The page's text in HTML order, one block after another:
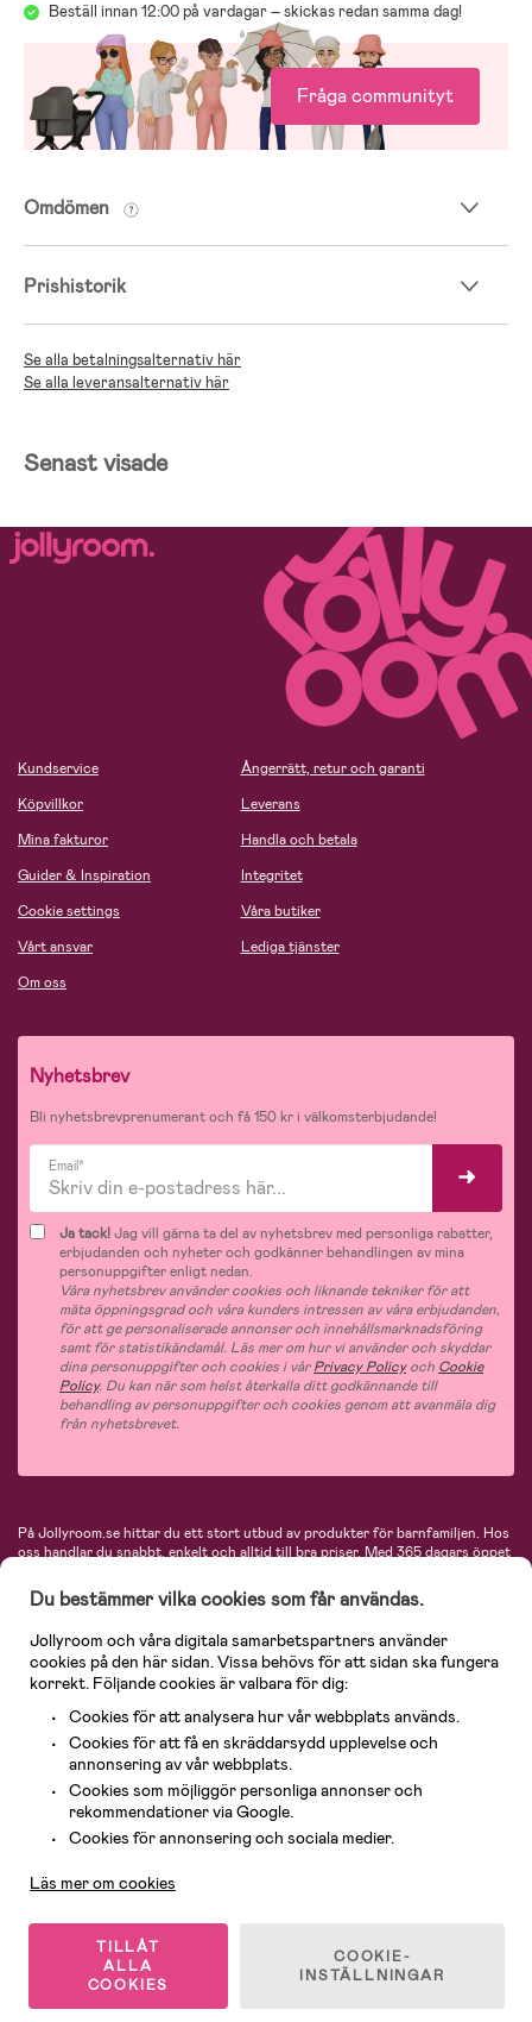
Beställ innan 12:00 på vardagar – skickas redan samma dag!
Fråga communityt
Omdömen
Prishistorik
Se alla betalningsalternativ här
Se alla leveransalternativ här
Senast visade
Kundservice
Köpvillkor
Mina fakturor
Guider & Inspiration
Cookie settings
Vårt ansvar
Om oss
Ångerrätt, retur och garanti
Leverans
Handla och betala
Integritet
Våra butiker
Lediga tjänster
Nyhetsbrev
Bli nyhetsbrevprenumerant och få 150 kr i välkomsterbjudande!
Email*
Ja tack!Jag vill gärna ta del av nyhetsbrev med personliga rabatter,
erbjudanden och nyheter och godkänner behandlingen av mina
personuppgifter enligt nedan.
Våra nyhetsbrev använder cookies och liknande tekniker för att
mäta öppningsgrad och våra kunders intressen av våra erbjudanden,
för att ge personaliserade annonser och innehållsmarknadsföring
samt för statistikändamål. Läs mer om hur vi använder och skyddar
dina personuppgifter och cookies i vårPrivacy Policyoch Cookie
Policy. Du kan när som helst återkalla ditt godkännande till
behandling av personuppgifter och cookies genom att avanmäla dig
från nyhetsbrevet.
På Jollyroom.se hittar du ett stort utbud av produkter för barnfamiljen. Hos
oss handlar du snabbt, enkelt och alltid till bra priser.Med 365 dagars öppet
hos oss. I vårt sortiment hittar du barnvagnar, bilstolar, kläder för barn och
baby, produkter för mamman, massor av inspirerande inredning, leksaker,
babyprodukter och mycket mer. Vi erbjuder produkter från välkända
varumärken så som Britax, Maxi-Cosi, Baby Jogger, BabyBjörn, Didriksons,
KidKraft, Ergobaby, Philips Avent, Neonate, Cybex, LEGO och många fler.
Välkommen in och kika runt i Nordens största barn- och babybutik på nätet!
© 2026 Jollyroom AB. Alla rättigheter reserverade.
Du bestämmer vilka cookies som får användas.
Jollyroom och våra digitala samarbetspartners använder
cookies på den här sidan. Vissa behövs för att sidan ska fungera
korrekt. Följande cookies är valbara för dig:
Cookies för att analysera hur vår webbplats används.
Cookies för att få en skräddarsydd upplevelse och
annonsering av vår webbplats.
Cookies som möjliggör personliga annonser och
rekommendationer via Google.
Cookies för annonsering och sociala medier.
Läs mer om cookies
TILLÅT
ALLA
COOKIES
COOKIE-
INSTÄLLNINGAR